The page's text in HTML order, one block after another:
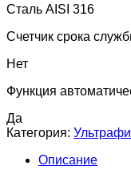
Сталь AISI 316
Счетчик срока
Нет
Функция
Да
Категория:
Описание